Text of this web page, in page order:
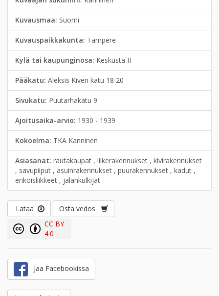
Kuvausmaa: Suomi
Kuvauspaikkakunta: Tampere
Kylä tai kaupunginosa: Keskusta II
Pääkatu: Aleksis Kiven katu 18 20
Sivukatu: Puutarhakatu 9
Ajoitusaika-arvio: 1930 - 1939
Kokoelma: TKA Kanninen
Asiasanat: rautakaupat , liikerakennukset , kivirakennukset
, savupiiput , asuinrakennukset , puurakennukset , kadut ,
erikoisliikkeet , jalankulkijat
Lataa
Osta vedos
CC BY
4.0
Jaa Facebookissa